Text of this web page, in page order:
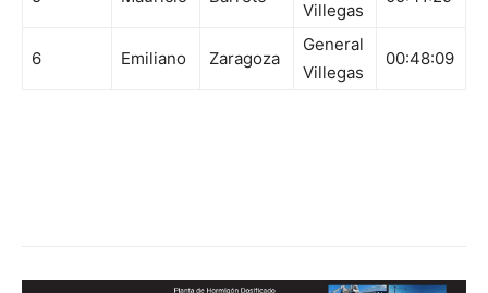
Villegas
6 Emiliano Zaragoza
General
Villegas
00:48:09